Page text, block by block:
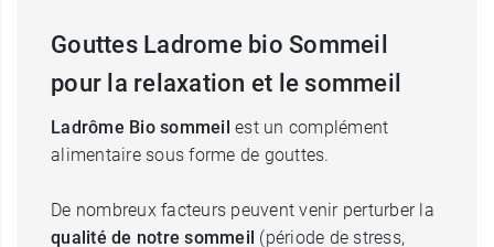
Gouttes Ladrome bio Sommeil
pour la relaxation et le sommeil
Ladrôme Bio sommeil est un complément
alimentaire sous forme de gouttes.
De nombreux facteurs peuvent venir perturber la
qualité de notre sommeil (période de stress,